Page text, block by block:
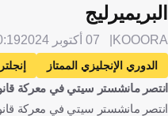
البريميرليج
KOOORA 07 أكتوبر 2024
الدوري الإنجليزي الممتاز
وولفرهامبتون
كرة قدم
انتصر مانشستر سيتي في معركة
انتصر مانشستر سيتي في معركة